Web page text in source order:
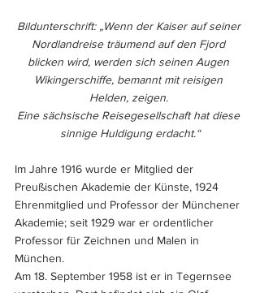
Bildunterschrift: „Wenn der Kaiser auf seiner
Nordlandreise träumend auf den Fjord
blicken wird, werden sich seinen Augen
Wikingerschiffe, bemannt mit reisigen
Helden, zeigen.
Eine sächsische Reisegesellschaft hat diese
sinnige Huldigung erdacht.“
Im Jahre 1916 wurde er Mitglied der
Preußischen Akademie der Künste, 1924
Ehrenmitglied und Professor der Münchener
Akademie; seit 1929 war er ordentlicher
Professor für Zeichnen und Malen in
München.
Am 18. September 1958 ist er in Tegernsee